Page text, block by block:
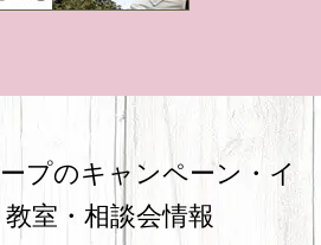
プのキャンペーン・ イ
室・相談会情報